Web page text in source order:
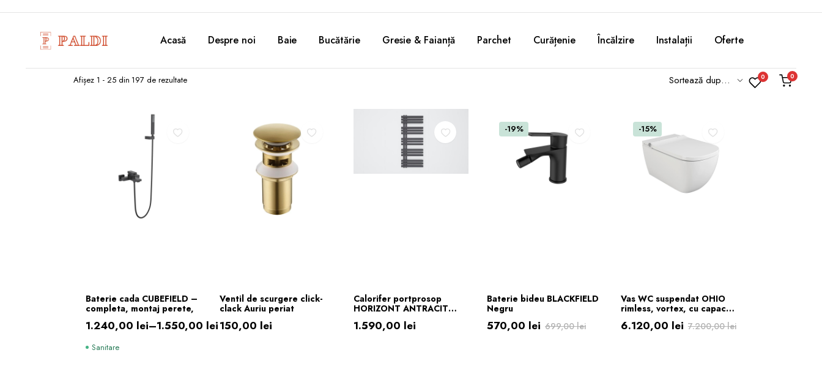
Acasă Despre noi Baie Bucătărie Gresie & Faianță Parchet Curățenie Încălzire Instalații Oferte
0 0
Afișez 1 - 25 din 197 de rezultateSortat
SELECTEAZĂ OPȚIUNILE
variații.
Opțiunile
pot
fi
Baterie cada CUBEFIELD –
completa, montaj perete,
1.240,00 lei–1.550,00 lei
de
Sanitare
ADAUGĂ ÎN COȘ
Ventil de scurgere click-
clack Auriu periat
150,00 lei
ADAUGĂ ÎN COȘ
Calorifer portprosop
HORIZONT ANTRACIT
SLIM 1200×500 Antracit
mat
1.590,00 lei
-19%
ADAUGĂ ÎN COȘ
Baterie bideu BLACKFIELD
Negru
699,00lei
570,00 lei
-15%
ADAUGĂ ÎN COȘ
Vas WC suspendat OHIO
rimless, vortex, cu capac –
7.200,00lei
6.120,00 lei